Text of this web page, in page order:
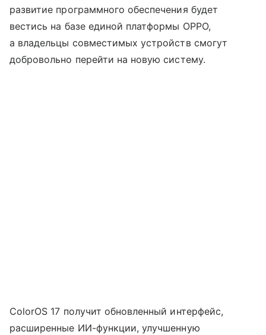
развитие программного обеспечения будет
вестись на базе единой платформы OPPO,
а владельцы совместимых устройств смогут
добровольно перейти на новую систему.
ColorOS 17 получит обновленный интерфейс,
расширенные ИИ-функции, улучшенную